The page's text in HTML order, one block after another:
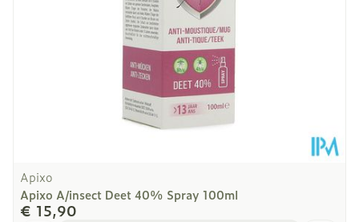
Apixo
Apixo A/insect Deet 40% Spray 100ml
€ 15,90